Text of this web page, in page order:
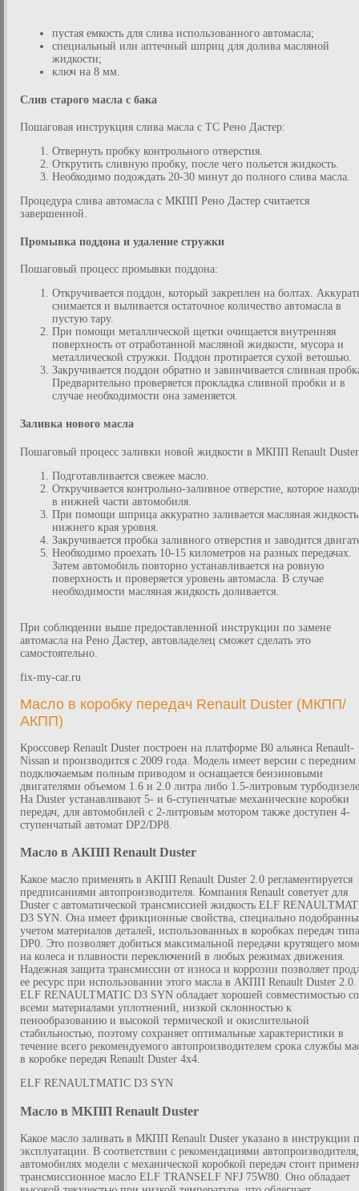
пустая емкость для слива использованного автомасла;
специальный или аптечный шприц для долива масляной
жидкости;
ключ на 8 мм.
Слив старого масла с бака
Пошаговая инструкция слива масла с ТС Рено Дастер:
Отвернуть пробку контрольного отверстия.
Открутить сливную пробку, после чего польется жидкость.
Необходимо подождать 20-30 минут до полного слива масла.
Процедура слива автомасла с МКПП Рено Дастер считается
завершенной.
Промывка поддона и удаление стружки
Пошаговый процесс промывки поддона:
Откручивается поддон, который закреплен на болтах.
снимается и выливается остаточное количество автомасла в
пустую тару.
При помощи металлической щетки очищается внутренняя
поверхность от отработанной масляной жидкости, мусора и
металлической стружки. Поддон протирается сухой ветошью.
Закручивается поддон обратно и завинчивается сливная
Предварительно проверяется прокладка сливной пробки и в
случае необходимости она заменяется.
Заливка нового масла
Пошаговый процесс заливки новой жидкости в МКПП Renault
Подготавливается свежее масло.
Откручивается контрольно-заливное отверстие, которое
в нижней части автомобиля.
При помощи шприца аккуратно заливается масляная
нижнего края уровня.
Закручивается пробка заливного отверстия и заводится
Необходимо проехать 10-15 километров на разных передачах.
Затем автомобиль повторно устанавливается на ровную
поверхность и проверяется уровень автомасла. В случае
необходимости масляная жидкость доливается.
При соблюдении выше предоставленной инструкции по замене
автомасла на Рено Дастер, автовладелец сможет сделать это
самостоятельно.
fix-my-car.ru
Масло в коробку передач Renault Duster (МКПП/
АКПП)
Кроссовер Renault Duster построен на платформе B0 альянса Renault-
Nissan и производится с 2009 года. Модель имеет версии с
подключаемым полным приводом и оснащается бензиновыми
двигателями объемом 1.6 и 2.0 литра либо 1.5-литровым
На Duster устанавливают 5- и 6-ступенчатые механические коробки
передач, для автомобилей с 2-литровым мотором также доступен 4-
ступенчатый автомат DP2/DP8.
Масло в АКПП Renault Duster
Какое масло применять в АКПП Renault Duster 2.0 регламентируется
предписаниями автопроизводителя. Компания Renault советует для
Duster с автоматической трансмиссией жидкость ELF
D3 SYN. Она имеет фрикционные свойства, специально
учетом материалов деталей, использованных в коробках передач типа
DP0. Это позволяет добиться максимальной передачи крутящего
на колеса и плавности переключений в любых режимах движения.
Надежная защита трансмиссии от износа и коррозии позволяет
ее ресурс при использовании этого масла в АКПП Renault Duster 2.0.
ELF RENAULTMATIC D3 SYN обладает хорошей совместимостью со
всеми материалами уплотнений, низкой склонностью к
пенообразованию и высокой термической и окислительной
стабильностью, поэтому сохраняет оптимальные характеристики в
течение всего рекомендуемого автопроизводителем срока службы
в коробке передач Renault Duster 4x4.
ELF RENAULTMATIC D3 SYN
Масло в МКПП Renault Duster
Какое масло заливать в МКПП Renault Duster указано в инструкции
эксплуатации. В соответствии с рекомендациями
автомобилях модели с механической коробкой передач стоит
трансмиссионное масло ELF TRANSELF NFJ 75W80. Оно обладает